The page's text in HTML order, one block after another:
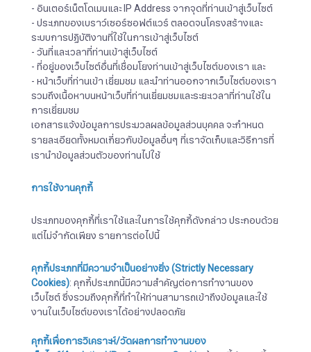
- อินเตอร์เน็ตโดเมนและ IP Address จากจุดที่ท่านเข้าสู่เว็บไซต์
- ประเภทของเบราว์เซอร์ซอฟต์แวร์ ตลอดจนโครงสร้างและ
ระบบการปฏิบัติงานที่ใช้ในการเข้าสู่เว็บไซต์
- วันที่และเวลาที่ท่านเข้าสู่เว็บไซต์
- ที่อยู่ของเว็บไซต์อื่นที่เชื่อมโยงท่านเข้าสู่เว็บไซต์ของเรา และ
- หน้าเว็บที่ท่านเข้า เยี่ยมชม และนำท่านออกจากเว็บไซต์ของเรา
รวมถึงเนื้อหาบนหน้าเว็บที่ท่านเยี่ยมชมและระยะเวลาที่ท่านใช้ใน
การเยี่ยมชม
เอกสารแจ้งข้อมูลการประมวลผลข้อมูลส่วนบุคคล จะกำหนด
รายละเอียดทั้งหมดเกี่ยวกับข้อมูลอื่นๆ ที่เราจัดเก็บและวิธีการที่
เรานำข้อมูลส่วนตัวของท่านไปใช้
การใช้งานคุกกี้
ประเภทของคุกกี้ที่เราใช้และในการใช้คุกกี้ดังกล่าว ประกอบด้วย
แต่ไม่จำกัดเพียง รายการต่อไปนี้
คุกกี้ประเภทที่มีความจำเป็นอย่างยิ่ง(Strictly Necessary
Cookies): คุกกี้ประเภทนี้มีความสำคัญต่อการทำงานของ
เว็บไซต์ ซึ่งรวมถึงคุกกี้ที่ทำให้ท่านสามารถเข้าถึงข้อมูลและใช้
งานในเว็บไซต์ของเราได้อย่างปลอดภัย
คุกกี้เพื่อการวิเคราะห์/วัดผลการทำงานของ